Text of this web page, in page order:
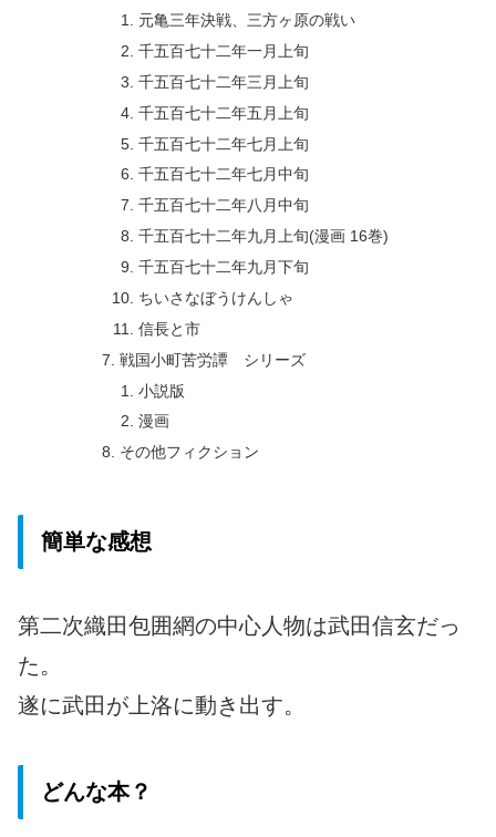
元亀三年決戦、三方ヶ原の戦い
千五百七十二年一月上旬
千五百七十二年三月上旬
千五百七十二年五月上旬
千五百七十二年七月上旬
千五百七十二年七月中旬
千五百七十二年八月中旬
千五百七十二年九月上旬(漫画 16巻)
千五百七十二年九月下旬
ちいさなぼうけんしゃ
信長と市
戦国小町苦労譚 シリーズ
小説版
漫画
その他フィクション
簡単な感想
第二次織田包囲網の中心人物は武田信玄だっ
た。
遂に武田が上洛に動き出す。
どんな本？